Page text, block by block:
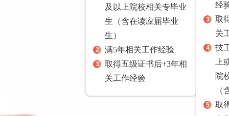
及以上院校相关专毕业
生（含在读应届毕业
生）
2 满5年相关工作经验
3
取得五级证书后+3年相
关工作经验
经
3
取
关
4
技
上
院
（
5
取